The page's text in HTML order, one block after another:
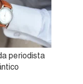
periodista